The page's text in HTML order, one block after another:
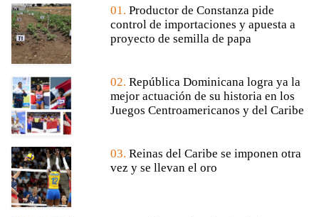
01. Productor de Constanza pide
control de importaciones y apuesta a
proyecto de semilla de papa
02. República Dominicana logra ya la
mejor actuación de su historia en los
Juegos Centroamericanos y del Caribe
03. Reinas del Caribe se imponen otra
vez y se llevan el oro